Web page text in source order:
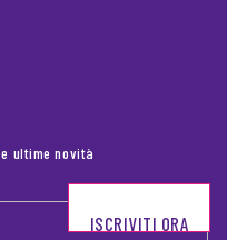
ultime novità
ISCRIVITI ORA